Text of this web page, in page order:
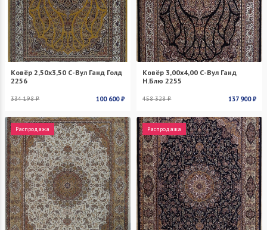
Ковёр 2,50х3,50 С-Вул Ганд Голд
2256
334 198 ₽ 100 600 ₽
Ковёр 3,00х4,00 С-Вул Ганд
Н.Блю 2255
458 328 ₽ 137 900 ₽
Распродажа Распродажа